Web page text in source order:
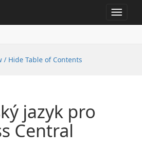
Toggle
/ Hide Table of Contents
jazyk pro
Central